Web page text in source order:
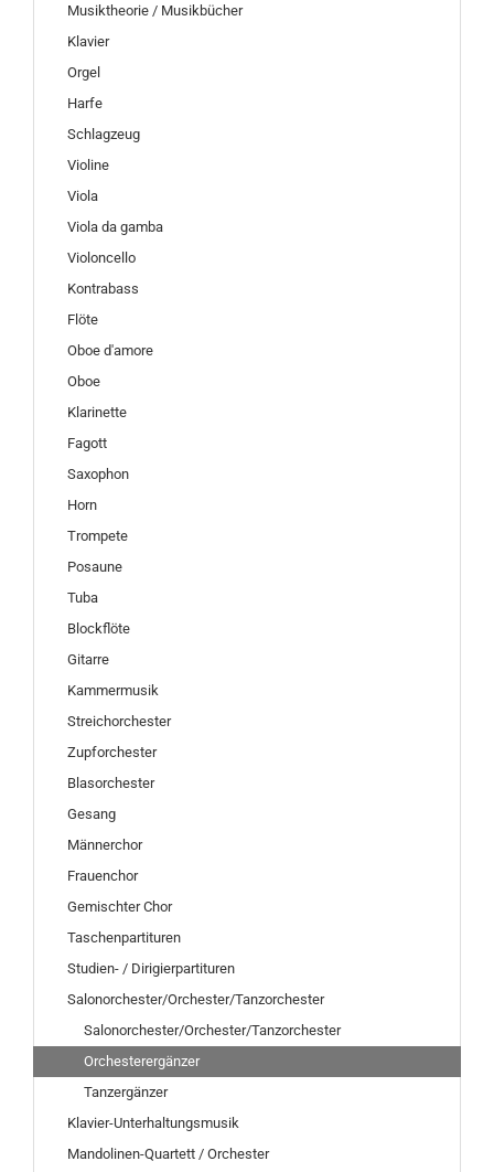
Musiktheorie / Musikbücher
Klavier
Orgel
Harfe
Schlagzeug
Violine
Viola
Viola da gamba
Violoncello
Kontrabass
Flöte
Oboe d'amore
Oboe
Klarinette
Fagott
Saxophon
Horn
Trompete
Posaune
Tuba
Blockflöte
Gitarre
Kammermusik
Streichorchester
Zupforchester
Blasorchester
Gesang
Männerchor
Frauenchor
Gemischter Chor
Taschenpartituren
Studien- / Dirigierpartituren
Salonorchester/Orchester/Tanzorchester
Salonorchester/Orchester/Tanzorchester
Orchesterergänzer
Tanzergänzer
Klavier-Unterhaltungsmusik
Mandolinen-Quartett / Orchester